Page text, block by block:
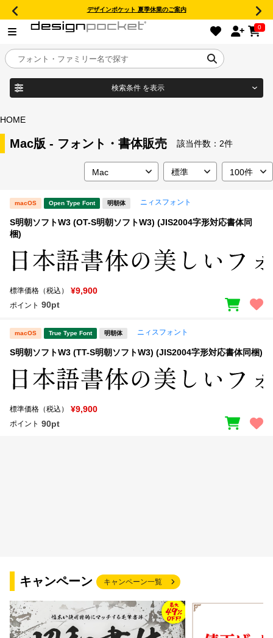
デザインポケット 夏季休業のご案内
0
目的別フォントガイド
年間ライセンス商品
カート
マイページ
お気に入り
検索条件 を表示
タイプフェイス
明朝体
宋朝体 清朝体
教科書体 行書体
草書体 勘亭流
江戸文字
文字種類
価格帯
HOME
Mac版 - フォント・書体販売 該当件数： 2件
macOS Open Type Font 明朝体 ニィスフォント
S明朝ソフトW3 (OT-S明朝ソフトW3) (JIS2004字形対応書体同
梱)
標準価格（税込） ¥9,900
ポイント 90pt
macOS True Type Font 明朝体 ニィスフォント
S明朝ソフトW3 (TT-S明朝ソフトW3) (JIS2004字形対応書体同梱)
標準価格（税込） ¥9,900
ポイント 90pt
キャンペーン キャンペーン一覧